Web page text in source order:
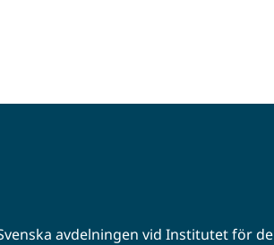
avdelningen vid Institutet för de